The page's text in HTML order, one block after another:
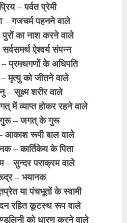
– पर्वत प्रेमी
– गजचर्म पहनने वाले
पुरों का नाश करने वाले
ऐश्वर्य संपन्न
प्रमथगणों के अधिपति
मृत्यु को जीतने वाले
– सूक्ष्म शरीर वाले
में व्याप्त होकर रहने वाले
– जगत् के गुरू
आकाश रूपी बाल वाले
– कार्तिकेय के पिता
– सुन्दर पराक्रम वाले
– भयानक
या पंचभूतों के स्वामी
रहित कूटस्थ रूप वाले
को धारण करने वाले